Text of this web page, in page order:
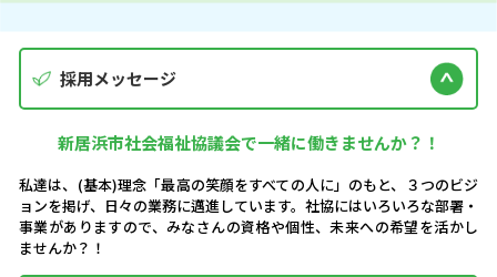
採用メッセージ
新居浜市社会福祉協議会で一緒に働きませんか？！
私達は、(基本)理念「最高の笑顔をすべての人に」のもと、 ３つのビジ
ョンを掲げ、日々の業務に邁進しています。 社協にはいろいろな部署・
事業がありますので、みなさんの資格や個性、未来への希望を活かし
ませんか？！